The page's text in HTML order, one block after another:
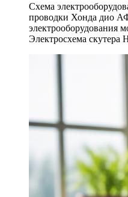
Схема
проводки Хонда дио
электрооборудования
Электросхема скутера